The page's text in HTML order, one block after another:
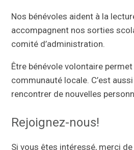
Nos bénévoles aident à la
accompagnent nos sorties
comité d’administration.
Être bénévole volontaire
communauté locale. C’est
rencontrer de nouvelles
Rejoignez-nous!
Si vous êtes intéressé, merci